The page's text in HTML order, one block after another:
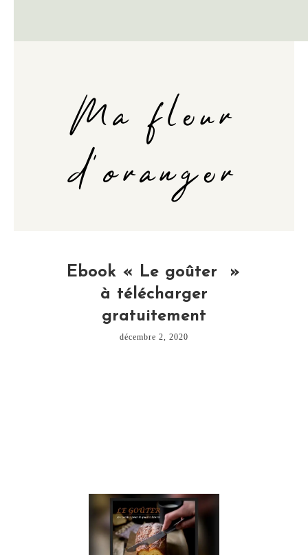
Ma fleur
d'oranger
Ebook « Le goûter »
à télécharger
gratuitement
décembre 2, 2020